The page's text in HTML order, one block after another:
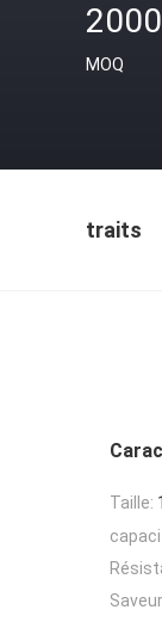
MOQ
traits
Taille: